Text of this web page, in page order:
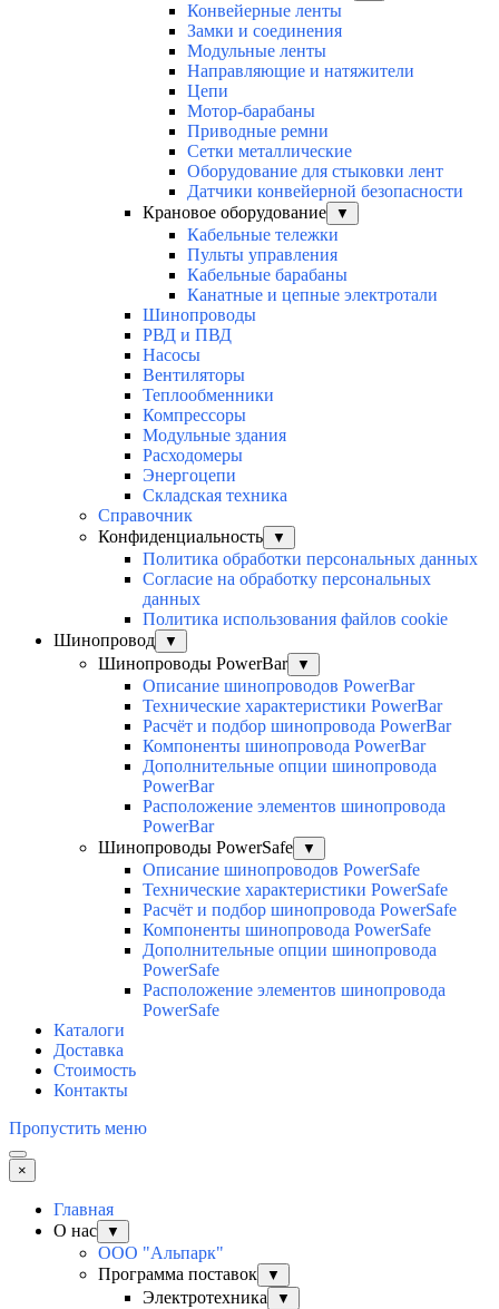
Конвейерные ленты
Замки и соединения
Модульные ленты
Направляющие и натяжители
Цепи
Мотор-барабаны
Приводные ремни
Сетки металлические
Оборудование для стыковки лент
Датчики конвейерной безопасности
Крановое оборудование
▼
Кабельные тележки
Пульты управления
Кабельные барабаны
Канатные и цепные электротали
Шинопроводы
РВД и ПВД
Насосы
Вентиляторы
Теплообменники
Компрессоры
Модульные здания
Расходомеры
Энергоцепи
Складская техника
Справочник
Конфиденциальность
▼
Политика обработки персональных данных
Согласие на обработку персональных
данных
Политика использования файлов cookie
Шинопровод
▼
Шинопроводы PowerBar ▼
Описание шинопроводов PowerBar
Технические характеристики PowerBar
Расчёт и подбор шинопровода PowerBar
Компоненты шинопровода PowerBar
Дополнительные опции шинопровода
PowerBar
Расположение элементов шинопровода
PowerBar
Шинопроводы PowerSafe
▼
Описание шинопроводов PowerSafe
Технические характеристики PowerSafe
Расчёт и подбор шинопровода PowerSafe
Компоненты шинопровода PowerSafe
Дополнительные опции шинопровода
PowerSafe
Расположение элементов шинопровода
PowerSafe
Каталоги
Доставка
Стоимость
Контакты
Пропустить меню
×
Главная
О нас
▼
ООО "Альпарк"
Программа поставок
▼
Электротехника ▼